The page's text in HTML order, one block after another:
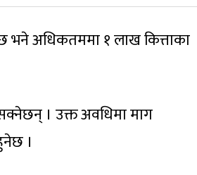
भने अधिकतममा १ लाख कित्ताका
। उक्त अवधिमा माग
।